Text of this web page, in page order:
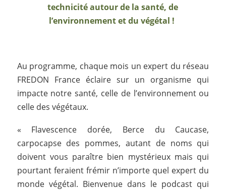
technicité autour de la santé, de
l’environnement et du végétal !
Au programme, chaque mois un expert du réseau
FREDON France éclaire sur un organisme qui
impacte notre santé, celle de l’environnement ou
celle des végétaux.
« Flavescence dorée, Berce du Caucase,
carpocapse des pommes, autant de noms qui
doivent vous paraître bien mystérieux mais qui
pourtant feraient frémir n’importe quel expert du
monde végétal. Bienvenue dans le podcast qui